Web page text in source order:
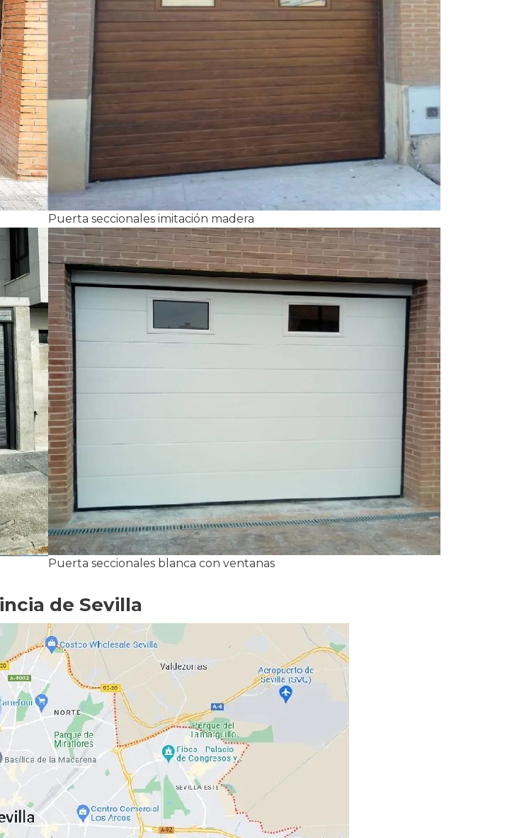
Puerta seccionales imitación madera
Puerta seccionales blanca con ventanas
de Sevilla